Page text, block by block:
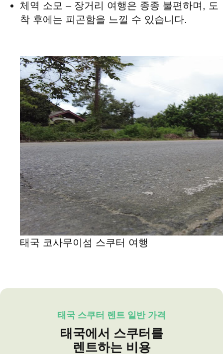
체역 소모 – 장거리 여행은 종종 불편하며, 도
착 후에는 피곤함을 느낄 수 있습니다.
태국 코사무이섬 스쿠터 여행
태국 스쿠터 렌트 일반 가격
태국에서 스쿠터를
렌트하는 비용